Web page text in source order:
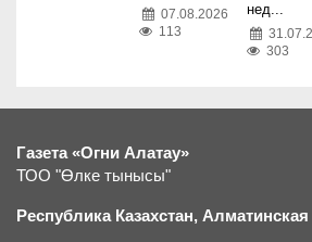
07.08.2026
113
нед...
303
Газета «Огни Алатау»
ТОО "Өлке тынысы"
Республика Казахстан, Алматинская